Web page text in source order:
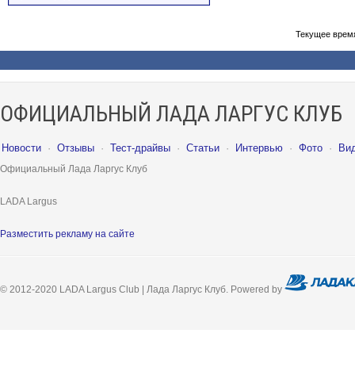
Текущее
ОФИЦИАЛЬНЫЙ ЛАДА ЛАРГУС КЛУБ
Новости · Отзывы · Тест-драйвы · Статьи · Интервью · Фото ·
Официальный Лада Ларгус Клуб
LADA Largus
Разместить рекламу на сайте
© 2012-2020 LADA Largus Club | Лада Ларгус Клуб. Powered by